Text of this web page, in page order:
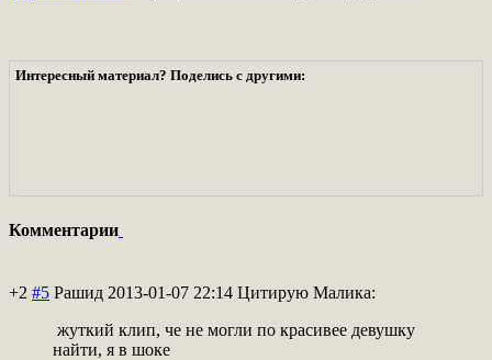
Интересный материал? Поделись с другими:
Комментарии
+2 #5 Рашид 2013-01-07 22:14 Цитирую Малика:
жуткий клип, че не могли по красивее девушку
найти, я в шоке